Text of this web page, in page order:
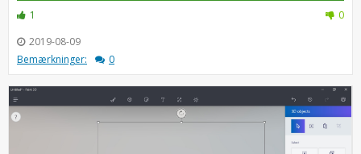
1
0
2019-08-09
Bemærkninger:
0